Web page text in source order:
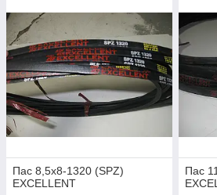
Пас 8,5х8-1320 (SPZ)
EXCELLENT
Пас